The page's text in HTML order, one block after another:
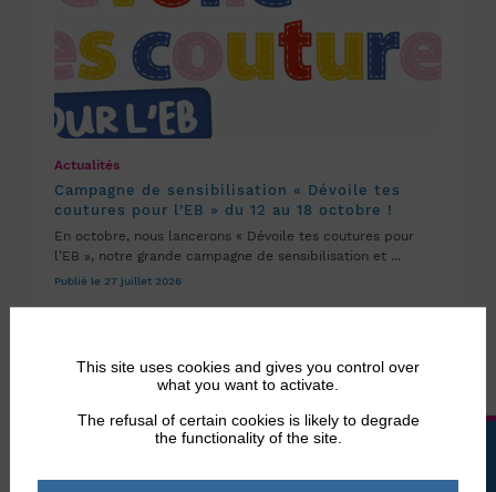
Actualités
Campagne de sensibilisation « Dévoile tes
coutures pour l’EB » du 12 au 18 octobre !
En octobre, nous lancerons « Dévoile tes coutures pour
l’EB », notre grande campagne de sensibilisation et ...
Publié le 27 juillet 2026
This site uses cookies and gives you control over
what you want to activate.
The refusal of certain cookies is likely to degrade
the functionality of the site.